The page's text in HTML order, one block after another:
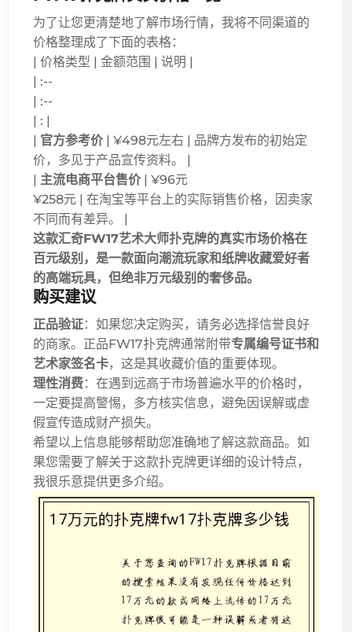
为了让您更清楚地了解市场行情，我将不同渠道的
价格整理成了下面的表格：
| 价格类型 | 金额范围 | 说明 |
| :--
| :--
| : |
| 官方参考价 | ¥498元左右 | 品牌方发布的初始定
价，多见于产品宣传资料。 |
| 主流电商平台售价 | ¥96元
¥258元 | 在淘宝等平台上的实际销售价格，因卖家
不同而有差异。 |
这款汇奇FW17艺术大师扑克牌的真实市场价格在
百元级别，是一款面向潮流玩家和纸牌收藏爱好者
的高端玩具，但绝非万元级别的奢侈品。
购买建议
正品验证：如果您决定购买，请务必选择信誉良好
的商家。正品FW17扑克牌通常附带专属编号证书和
艺术家签名卡，这是其收藏价值的重要体现。
理性消费：在遇到远高于市场普遍水平的价格时，
一定要提高警惕，多方核实信息，避免因误解或虚
假宣传造成财产损失。
希望以上信息能够帮助您准确地了解这款商品。如
果您需要了解关于这款扑克牌更详细的设计特点，
我很乐意提供更多介绍。